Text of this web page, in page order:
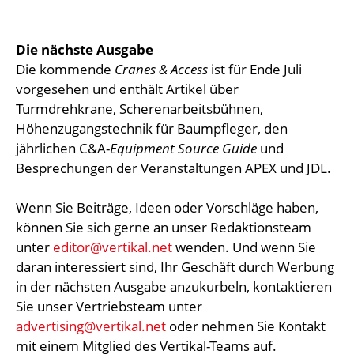
Die nächste Ausgabe
Die kommende Cranes & Access ist für Ende Juli
vorgesehen und enthält Artikel über
Turmdrehkrane, Scherenarbeitsbühnen,
Höhenzugangstechnik für Baumpfleger, den
jährlichen C&A-Equipment Source Guide und
Besprechungen der Veranstaltungen APEX und JDL.
Wenn Sie Beiträge, Ideen oder Vorschläge haben,
können Sie sich gerne an unser Redaktionsteam
unter editor@vertikal.netwenden. Und wenn Sie
daran interessiert sind, Ihr Geschäft durch Werbung
in der nächsten Ausgabe anzukurbeln, kontaktieren
Sie unser Vertriebsteam unter
advertising@vertikal.net oder nehmen Sie Kontakt
mit einem Mitglied des Vertikal-Teams auf.